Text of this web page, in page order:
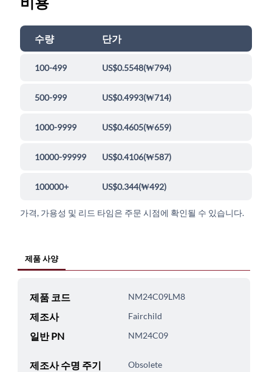
수량 단가
100-499 US$0.5548(₩794)
500-999 US$0.4993(₩714)
1000-9999 US$0.4605(₩659)
10000-99999 US$0.4106(₩587)
100000+ US$0.344(₩492)
가격, 가용성 및 리드 타임은 주문 시점에 확인될 수 있습니다.
제품 사양
제품 코드 NM24C09LM8
제조사 Fairchild
일반 PN NM24C09
제조사 수명 주기 Obsolete